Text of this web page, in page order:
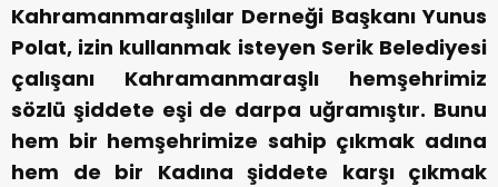
Kahramanmaraşlılar Derneği Başkanı Yunus
Polat, izin kullanmak isteyen Serik Belediyesi
çalışanı Kahramanmaraşlı hemşehrimiz
sözlü şiddete eşi de darpa uğramıştır. Bunu
hem bir hemşehrimize sahip çıkmak adına
hem de bir Kadına şiddete karşı çıkmak